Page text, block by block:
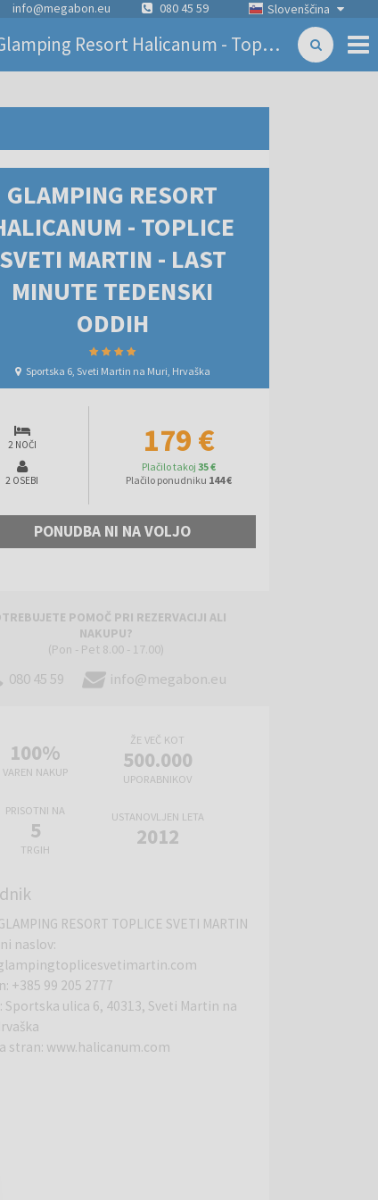
Slovenščina
info@megabon.eu 080 45 59
Glamping Resort Halicanum - Toplice Sveti Martin - Last minute tedenski oddih
GLAMPING RESORT
- TOPLICE
SVETI MARTIN - LAST
MINUTE TEDENSKI
ODDIH
Sportska 6, Sveti Martin na Muri, Hrvaška
2 NOČI
2 OSEBI
179 €
Plačilo takoj 35 €
Plačilo ponudniku 144 €
PONUDBA NI NA VOLJO
POMOČ PRI REZERVACIJI ALI
NAKUPU?
(Pon - Pet 8.00 - 17.00)
080 45 59 info@megabon.eu
100%
VAREN NAKUP
ŽE VEČ KOT
500.000
UPORABNIKOV
PRISOTNI NA
5
TRGIH
USTANOVLJEN LETA
2012
RESORT TOPLICE SVETI MARTIN
naslov:
: +385 99 205 2777
: Sportska ulica 6, 40313, Sveti Martin na
stran: www.halicanum.com